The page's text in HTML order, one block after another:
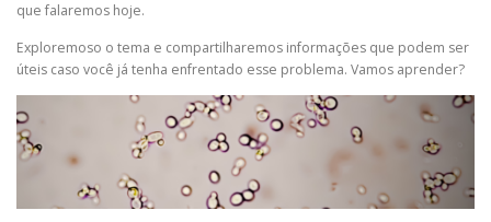
que falaremos hoje.
Exploremoso o tema e compartilharemos informações que podem ser
úteis caso você já tenha enfrentado esse problema. Vamos aprender?